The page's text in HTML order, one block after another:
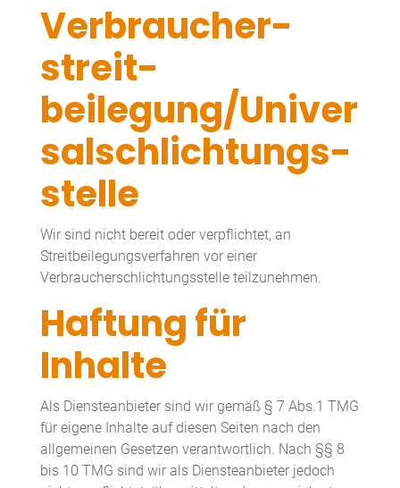
Verbraucher­
streit­
beilegung/Univer
sal­schlichtungs­
stelle
Wir sind nicht bereit oder verpflichtet, an
Streitbeilegungsverfahren vor einer
Verbraucherschlichtungsstelle teilzunehmen.
Haftung für
Inhalte
Als Diensteanbieter sind wir gemäß § 7 Abs.1 TMG
für eigene Inhalte auf diesen Seiten nach den
allgemeinen Gesetzen verantwortlich. Nach §§ 8
bis 10 TMG sind wir als Diensteanbieter jedoch